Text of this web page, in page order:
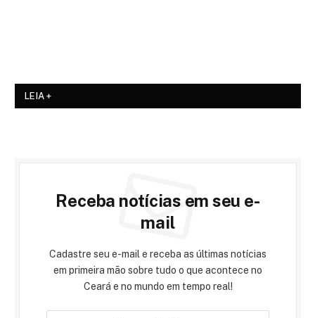
LEIA +
Receba notícias em seu e-
mail
Cadastre seu e-mail e receba as últimas notícias
em primeira mão sobre tudo o que acontece no
Ceará e no mundo em tempo real!